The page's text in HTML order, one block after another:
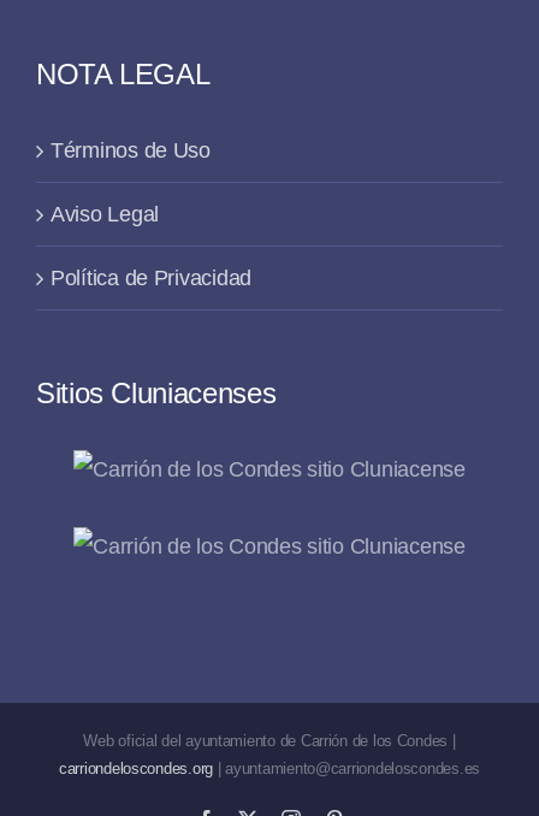
NOTA LEGAL
Términos de Uso
Aviso Legal
Política de Privacidad
Sitios Cluniacenses
Web oficial del ayuntamiento de Carrión de los Condes |
carriondeloscondes.org | ayuntamiento@carriondeloscondes.es